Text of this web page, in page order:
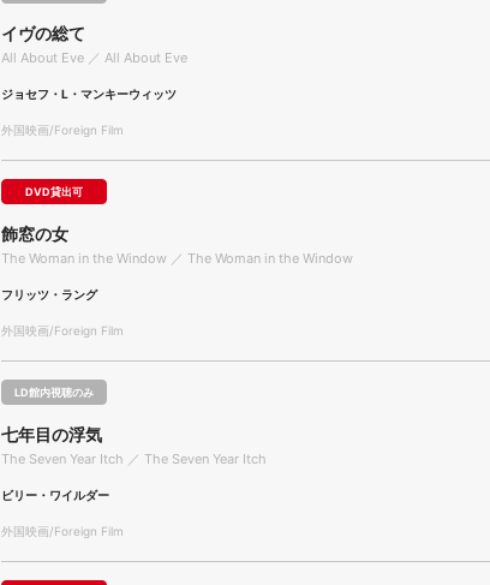
イヴの総て
All About Eve ／ All About Eve
ジョセフ・L・マンキーウィッツ
外国映画/Foreign Film
DVD貸出可
飾窓の女
The Woman in the Window ／ The Woman in the Window
フリッツ・ラング
外国映画/Foreign Film
LD館内視聴のみ
七年目の浮気
The Seven Year Itch ／ The Seven Year Itch
ビリー・ワイルダー
外国映画/Foreign Film